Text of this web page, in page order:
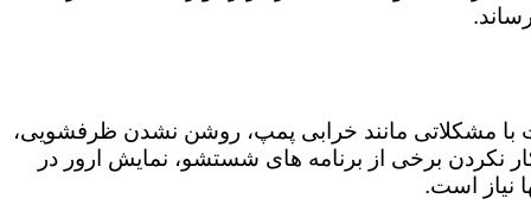
با مشکلاتی مانند خرابی پمپ، روشن نشدن ظرفشویی،
برخی از برنامه های شستشو، نمایش ارور در
نیاز است.